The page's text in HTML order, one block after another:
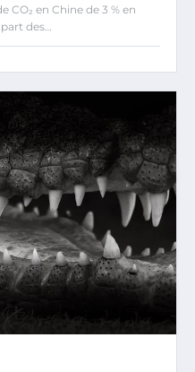
CO₂ en Chine de 3 % en
des…